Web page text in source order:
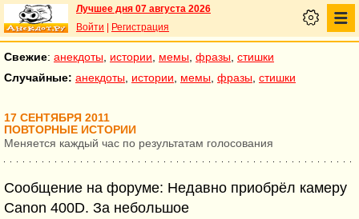
Лучшее дня 07 августа 2026
Войти
Регистрация
Свежие: анекдоты истории мемы фразы стишки
Случайные: анекдоты истории мемы фразы стишки
17 СЕНТЯБРЯ 2011
ПОВТОРНЫЕ ИСТОРИИ
Меняется каждый час по результатам голосования
Сообщение на форуме: Недавно приобрёл камеру
Canon 400D. За небольшое